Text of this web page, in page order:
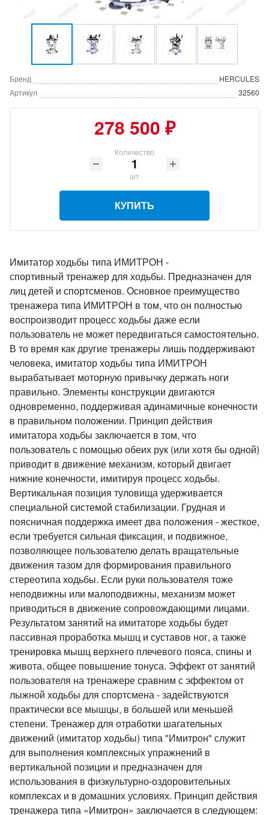
Бренд
HERCULES
Артикул
32560
278 500 ₽
Количество
шт
КУПИТЬ
Имитатор ходьбы типа ИМИТРОН -
спортивный тренажер для ходьбы. Предназначен для
лиц детей и спортсменов. Основное преимущество
тренажера типа ИМИТРОН в том, что он полностью
воспроизводит процесс ходьбы даже если
пользователь не может передвигаться самостоятельно.
В то время как другие тренажеры лишь поддерживают
человека, имитатор ходьбы типа ИМИТРОН
вырабатывает моторную привычку держать ноги
правильно. Элементы конструкции двигаются
одновременно, поддерживая адинамичные конечности
в правильном положении. Принцип действия
имитатора ходьбы заключается в том, что
пользователь с помощью обеих рук (или хотя бы одной)
приводит в движение механизм, который двигает
нижние конечности, имитируя процесс ходьбы.
Вертикальная позиция туловища удерживается
специальной системой стабилизации. Грудная и
поясничная поддержка имеет два положения - жесткое,
если требуется сильная фиксация, и подвижное,
позволяющее пользователю делать вращательные
движения тазом для формирования правильного
стереотипа ходьбы. Если руки пользователя тоже
неподвижны или малоподвижны, механизм может
приводиться в движение сопровождающими лицами.
Результатом занятий на имитаторе ходьбы будет
пассивная проработка мышц и суставов ног, а также
тренировка мышц верхнего плечевого пояса, спины и
живота, общее повышение тонуса. Эффект от занятий
пользователя на тренажере сравним с эффектом от
лыжной ходьбы для спортсмена - задействуются
практически все мышцы, в большей или меньшей
степени. Тренажер для отработки шагательных
движений (имитатор ходьбы) типа "Имитрон" служит
для выполнения комплексных упражнений в
вертикальной позиции и предназначен для
использования в физкультурно-оздоровительных
комплексах и в домашних условиях. Принцип действия
тренажера типа «Имитрон» заключается в следующем: